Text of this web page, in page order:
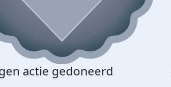
actie gedoneerd